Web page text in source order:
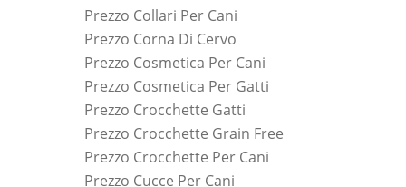
Prezzo Collari Per Cani
Prezzo Corna Di Cervo
Prezzo Cosmetica Per Cani
Prezzo Cosmetica Per Gatti
Prezzo Crocchette Gatti
Prezzo Crocchette Grain Free
Prezzo Crocchette Per Cani
Prezzo Cucce Per Cani